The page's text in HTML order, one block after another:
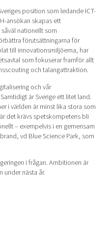
position som ledande ICT-
ansökan skapas ett
nationellt som
förutsättningarna för
till innovationsmiljöerna, har
som fokuserar framför allt
och talangattraktion.
och vår
är Sverige ett litet land.
i världen är minst lika stora som
det krävs spetskompetens bli
– exempelvis i en gemensam
vd Blue Science Park, som
i frågan. Ambitionen är
under nästa år.